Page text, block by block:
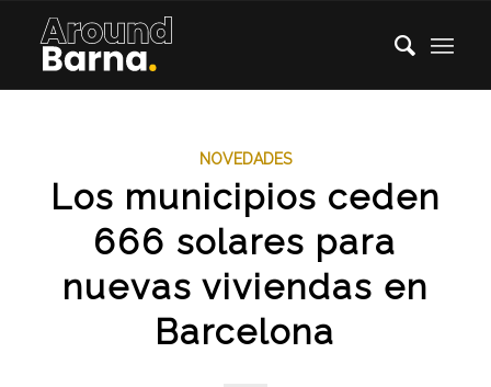
NOVEDADES
Los municipios ceden
666 solares para
nuevas viviendas en
Barcelona